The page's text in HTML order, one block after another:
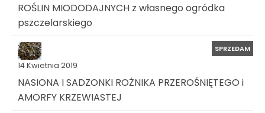
ROŚLIN MIODODAJNYCH z własnego ogródka
pszczelarskiego
14 Kwietnia 2019
SPRZEDAM
NASIONA I SADZONKI ROŻNIKA PRZEROŚNIĘTEGO i
AMORFY KRZEWIASTEJ